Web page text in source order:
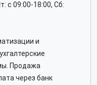
c 09:00-18:00, Сб:
и
Продажа
через банк